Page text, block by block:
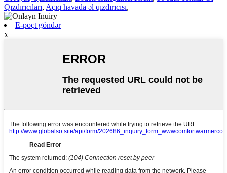
Qızdırıcıları, Açıq havada əl qızdırıcısı,
E-poçt göndər
x